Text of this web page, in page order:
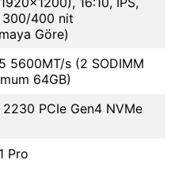
300/400 nit
Göre)
5600MT/s (2 SODIMM
64GB)
2230 PCIe Gen4 NVMe
Pro